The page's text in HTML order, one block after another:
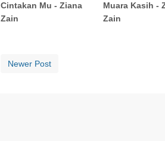
Cintakan Mu - Ziana
Zain
Muara Kasih -
Zain
Newer Post